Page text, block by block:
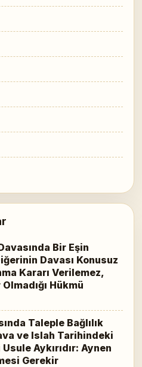
Bir Eşin
Davası Konusuz
Kararı Verilemez,
Hükmü
Taleple Bağlılık
ve Islah Tarihindeki
Aykırıdır: Aynen
Gerekir